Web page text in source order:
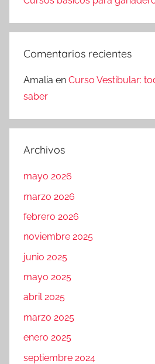
Comentarios recientes
Amalia en Curso Vestibular:
saber
Archivos
mayo 2026
marzo 2026
febrero 2026
noviembre 2025
junio 2025
mayo 2025
abril 2025
marzo 2025
enero 2025
septiembre 2024